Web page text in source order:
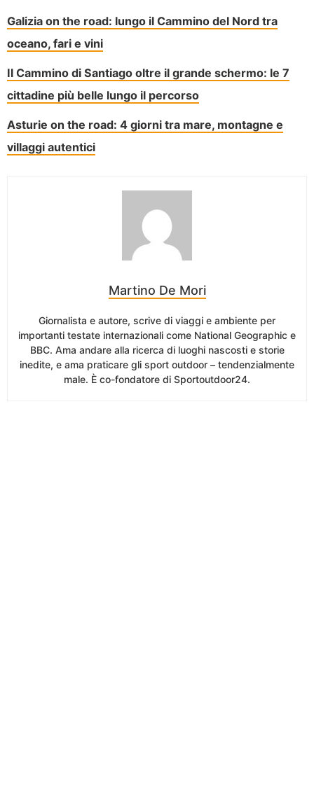
Galizia on the road: lungo il Cammino del Nord tra
oceano, fari e vini
Il Cammino di Santiago oltre il grande schermo: le 7
cittadine più belle lungo il percorso
Asturie on the road: 4 giorni tra mare, montagne e
villaggi autentici
Martino De Mori
Giornalista e autore, scrive di viaggi e ambiente per
importanti testate internazionali come National Geographic e
BBC. Ama andare alla ricerca di luoghi nascosti e storie
inedite, e ama praticare gli sport outdoor – tendenzialmente
male. È co-fondatore di Sportoutdoor24.